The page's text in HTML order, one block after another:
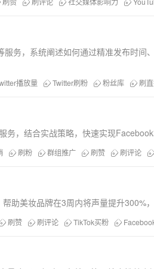
务，系统阐述如何通过精准发布时
播放量 Twitter刷粉 粉丝库 刷
，结合实战策略，快速实现
刷粉 群组推广 刷赞 刷评论
助美妆品牌在3周内将声量提升
刷赞 刷评论 TikTok买粉